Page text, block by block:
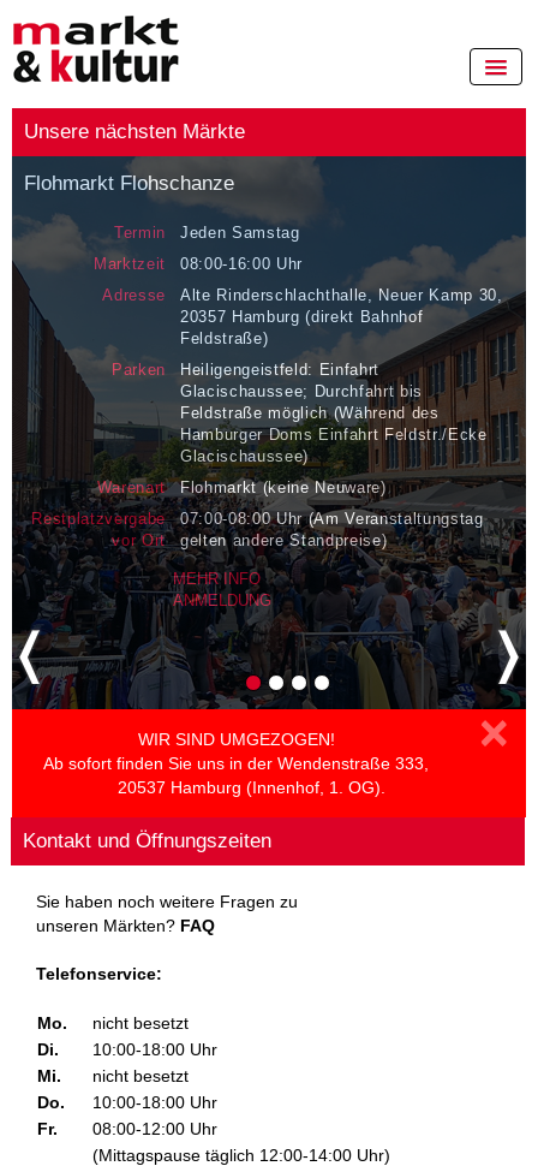
MÄRKTE
TERMINE / ANMELDUNG
ZELTVERMIETUNG
ÜBER UNS
JOBS
KONTAKT
IMPRESSUM
FAQ
Unsere nächsten Märkte
Flohmarkt Flohschanze
Termin
Jeden Samstag
Marktzeit
08:00-16:00 Uhr
Adresse
Alte Rinderschlachthalle, Neuer Kamp 30,
20357 Hamburg (direkt Bahnhof
Feldstraße)
Parken
Heiligengeistfeld: Einfahrt
Glacischaussee; Durchfahrt bis
Feldstraße möglich (Während des
Hamburger Doms Einfahrt Feldstr./Ecke
Glacischaussee)
Warenart
Flohmarkt (keine Neuware)
Restplatzvergabe
vor Ort
07:00-08:00 Uhr (Am Veranstaltungstag
gelten andere Standpreise)
MEHR INFO
ANMELDUNG
×
WIR SIND UMGEZOGEN!
Ab sofort finden Sie uns in der Wendenstraße 333,
20537 Hamburg (Innenhof, 1. OG).
Kontakt und Öffnungszeiten
Sie haben noch weitere Fragen zu
unseren Märkten? FAQ
Telefonservice:
Mo.
nicht besetzt
Di.
10:00-18:00 Uhr
Mi.
nicht besetzt
Do.
10:00-18:00 Uhr
Fr.
08:00-12:00 Uhr
(Mittagspause täglich 12:00-14:00 Uhr)